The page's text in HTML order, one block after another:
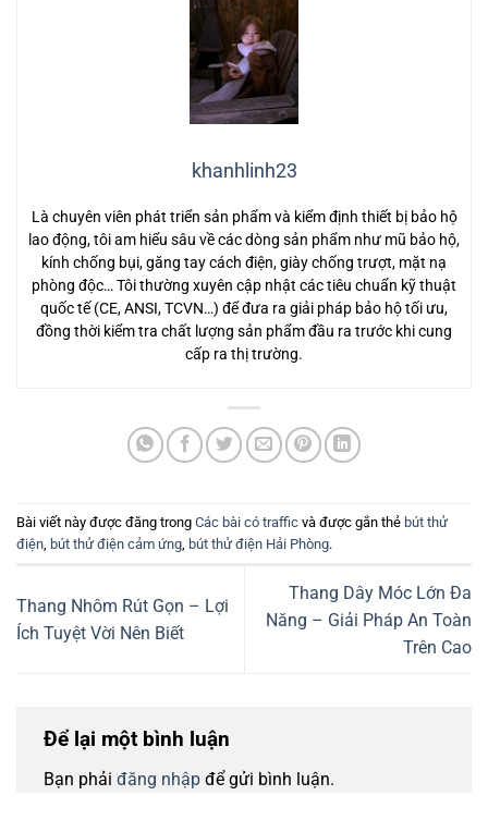
khanhlinh23
Là chuyên viên phát triển sản phẩm và kiểm định thiết bị bảo hộ
lao động, tôi am hiểu sâu về các dòng sản phẩm như mũ bảo hộ,
kính chống bụi, găng tay cách điện, giày chống trượt, mặt nạ
phòng độc… Tôi thường xuyên cập nhật các tiêu chuẩn kỹ thuật
quốc tế (CE, ANSI, TCVN…) để đưa ra giải pháp bảo hộ tối ưu,
đồng thời kiểm tra chất lượng sản phẩm đầu ra trước khi cung
cấp ra thị trường.
Bài viết này được đăng trong Các bài có traffic và được gắn thẻ bút thử
điện bút thử điện cảm ứng bút thử điện Hải Phòng.
Thang Nhôm Rút Gọn – Lợi
Ích Tuyệt Vời Nên Biết
Thang Dây Móc Lớn Đa
Năng – Giải Pháp An Toàn
Trên Cao
Để lại một bình luận
Bạn phải đăng nhập để gửi bình luận.